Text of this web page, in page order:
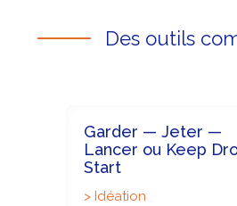
Des outils
Garder — Jeter —
Lancer ou Keep
Start
> Idéation